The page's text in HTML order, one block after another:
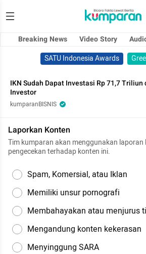
Breaking News Video Story
SATU Indonesia Awards
IKN Sudah Dapat Investasi Rp 71,7 Triliun
Investor
kumparanBISNIS
Laporkan Konten
Tim kumparan akan menggunakan
pengecekan terhadap konten ini.
Spam, Komersial, atau Iklan
Memiliki unsur pornografi
Membahayakan atau menjurus
Mengandung konten kekerasan
Menyinggung SARA